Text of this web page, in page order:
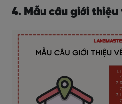
4. Mẫu câu giới thiệu